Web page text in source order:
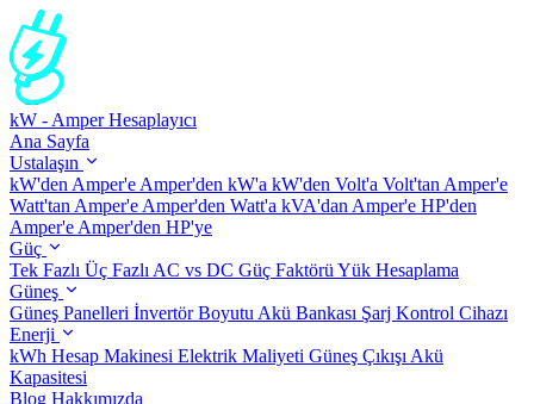
kW - Amper Hesaplayıcı
Ana Sayfa
Ustalaşın
kW'den Amper'e Amper'den kW'a kW'den Volt'a Volt'tan Amper'e
Watt'tan Amper'e Amper'den Watt'a kVA'dan Amper'e HP'den
Amper'e Amper'den HP'ye
Güç
Tek Fazlı Üç Fazlı AC vs DC Güç Faktörü Yük Hesaplama
Güneş
Güneş Panelleri İnvertör Boyutu Akü Bankası Şarj Kontrol Cihazı
Enerji
kWh Hesap Makinesi Elektrik Maliyeti Güneş Çıkışı Akü
Kapasitesi
Blog Hakkımızda